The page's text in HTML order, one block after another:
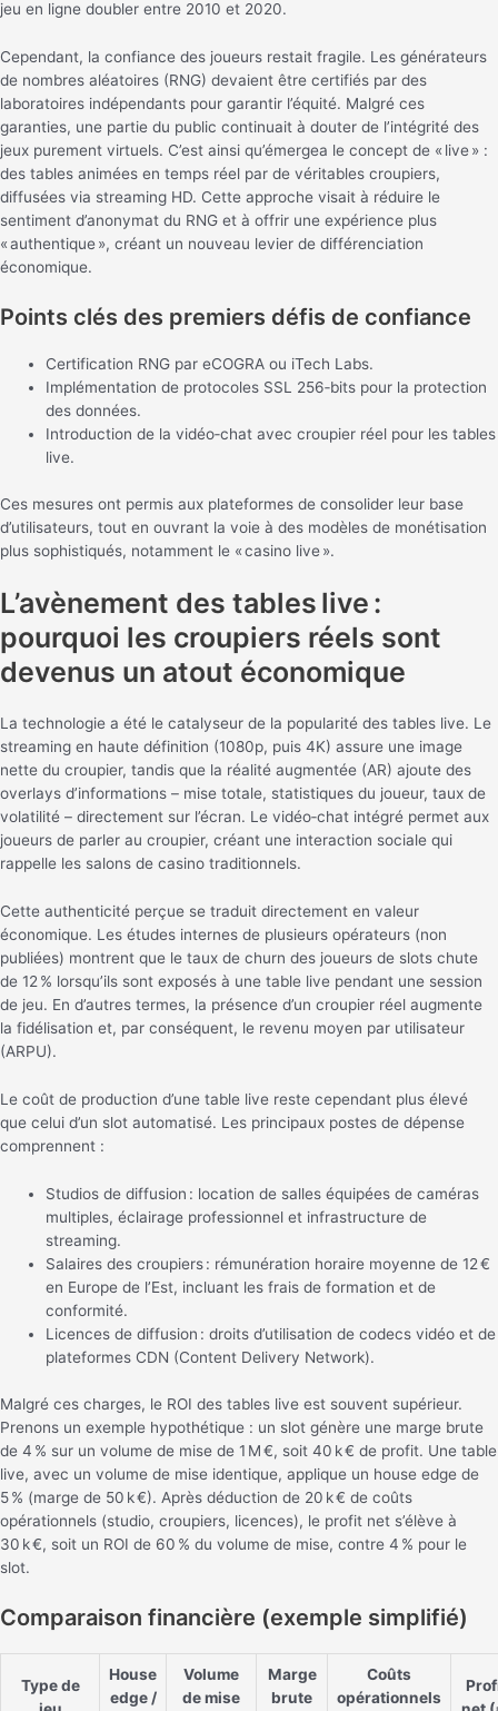
jeu en ligne doubler entre 2010 et 2020.
Cependant, la confiance des joueurs restait fragile. Les générateurs
de nombres aléatoires (RNG) devaient être certifiés par des
laboratoires indépendants pour garantir l’équité. Malgré ces
garanties, une partie du public continuait à douter de l’intégrité des
jeux purement virtuels. C’est ainsi qu’émergea le concept de « live » :
des tables animées en temps réel par de véritables croupiers,
diffusées via streaming HD. Cette approche visait à réduire le
sentiment d’anonymat du RNG et à offrir une expérience plus
« authentique », créant un nouveau levier de différenciation
économique.
Points clés des premiers défis de confiance
Certification RNG par eCOGRA ou iTech Labs.
Implémentation de protocoles SSL 256‑bits pour la protection
des données.
Introduction de la vidéo‑chat avec croupier réel pour les tables
live.
Ces mesures ont permis aux plateformes de consolider leur base
d’utilisateurs, tout en ouvrant la voie à des modèles de monétisation
plus sophistiqués, notamment le « casino live ».
L’avènement des tables live :
pourquoi les croupiers réels sont
devenus un atout économique
La technologie a été le catalyseur de la popularité des tables live. Le
streaming en haute définition (1080p, puis 4K) assure une image
nette du croupier, tandis que la réalité augmentée (AR) ajoute des
overlays d’informations – mise totale, statistiques du joueur, taux de
volatilité – directement sur l’écran. Le vidéo‑chat intégré permet aux
joueurs de parler au croupier, créant une interaction sociale qui
rappelle les salons de casino traditionnels.
Cette authenticité perçue se traduit directement en valeur
économique. Les études internes de plusieurs opérateurs (non
publiées) montrent que le taux de churn des joueurs de slots chute
de 12 % lorsqu’ils sont exposés à une table live pendant une session
de jeu. En d’autres termes, la présence d’un croupier réel augmente
la fidélisation et, par conséquent, le revenu moyen par utilisateur
(ARPU).
Le coût de production d’une table live reste cependant plus élevé
que celui d’un slot automatisé. Les principaux postes de dépense
comprennent :
Studios de diffusion : location de salles équipées de caméras
multiples, éclairage professionnel et infrastructure de
streaming.
Salaires des croupiers : rémunération horaire moyenne de 12 €
en Europe de l’Est, incluant les frais de formation et de
conformité.
Licences de diffusion : droits d’utilisation de codecs vidéo et de
plateformes CDN (Content Delivery Network).
Malgré ces charges, le ROI des tables live est souvent supérieur.
Prenons un exemple hypothétique : un slot génère une marge brute
de 4 % sur un volume de mise de 1 M €, soit 40 k € de profit. Une table
live, avec un volume de mise identique, applique un house edge de
5 % (marge de 50 k €). Après déduction de 20 k € de coûts
opérationnels (studio, croupiers, licences), le profit net s’élève à
30 k €, soit un ROI de 60 % du volume de mise, contre 4 % pour le
slot.
Comparaison financière (exemple simplifié)
Type de
House
edge /
Volume
de mise
Marge
brute
Coûts
opérationnels